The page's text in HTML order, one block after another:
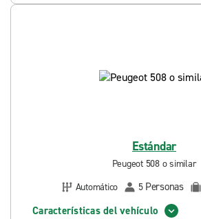
Estándar
Peugeot 508 o similar
Automático
5 Personas
Características del vehículo